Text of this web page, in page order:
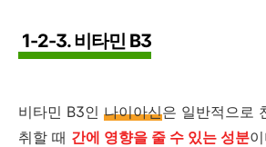
1-2-3. 비타민 B3
비타민 B3인 나이아신은 일반적으로
취할 때 간에 영향을 줄 수 있는 성분